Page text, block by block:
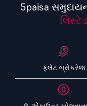
5paisa
ફ્લેટ બ્રોકરેજ